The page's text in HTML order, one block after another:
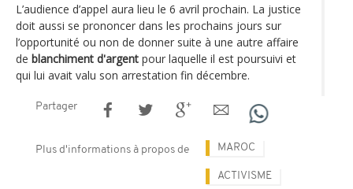
L’audience d’appel aura lieu le 6 avril prochain. La justice
doit aussi se prononcer dans les prochains jours sur
l’opportunité ou non de donner suite à une autre affaire
de blanchiment d'argent pour laquelle il est poursuivi et
qui lui avait valu son arrestation fin décembre.
Partager
Plus d'informations à propos de MAROC
ACTIVISME